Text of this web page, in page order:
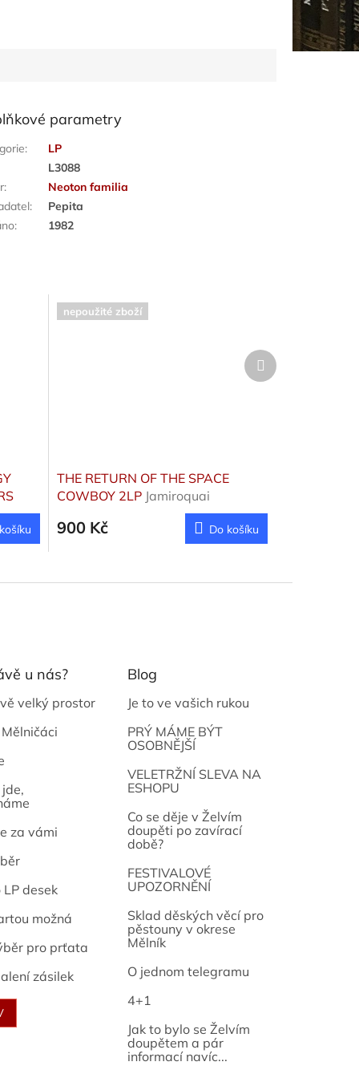
parametry
:
LP
L3088
:
Neoton familia
:
Pepita
: 1982
nepoužité zboží
THE RETURN OF THE SPACE
COWBOY 2LP Jamiroquai
900 Kč Do košíku
Další
produkt
u nás?
velký prostor
za vámi
desek
možná
pro prťata
zásilek
Blog
Je to ve vašich rukou
PRÝ MÁME BÝT
OSOBNĚJŠÍ
VELETRŽNÍ SLEVA NA
ESHOPU
Co se děje v Želvím
doupěti po zavírací
době?
FESTIVALOVÉ
UPOZORNĚNÍ
Sklad děských věcí pro
pěstouny v okrese
Mělník
O jednom telegramu
4+1
Jak to bylo se Želvím
doupětem a pár
informací navíc...